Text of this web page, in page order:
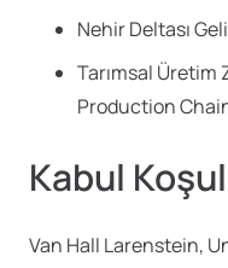
Nehir Deltası
Tarımsal
Production
Kabul
Van Hall Larenstein,